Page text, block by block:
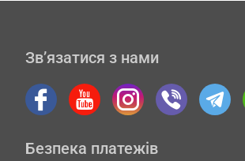
Зв’язатися з нами
Безпека платежів